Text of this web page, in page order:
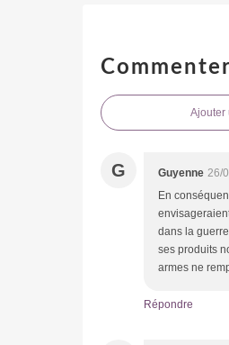
Ajouter
G Guyenne 26/
En
dans la
ses produits
armes ne
Répondre